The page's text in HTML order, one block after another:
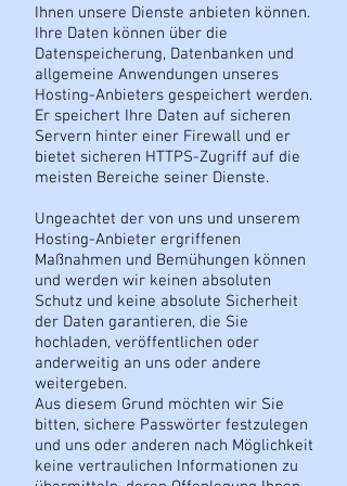
Ihnen unsere Dienste anbieten können.
Ihre Daten können über die
Datenspeicherung, Datenbanken und
allgemeine Anwendungen unseres
Hosting-Anbieters gespeichert werden.
Er speichert Ihre Daten auf sicheren
Servern hinter einer Firewall und er
bietet sicheren HTTPS-Zugriff auf die
meisten Bereiche seiner Dienste.
Ungeachtet der von uns und unserem
Hosting-Anbieter ergriffenen
Maßnahmen und Bemühungen können
und werden wir keinen absoluten
Schutz und keine absolute Sicherheit
der Daten garantieren, die Sie
hochladen, veröffentlichen oder
anderweitig an uns oder andere
weitergeben.
Aus diesem Grund möchten wir Sie
bitten, sichere Passwörter festzulegen
und uns oder anderen nach Möglichkeit
keine vertraulichen Informationen zu